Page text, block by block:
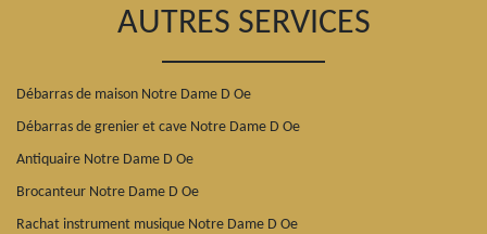
AUTRES SERVICES
Débarras de maison Notre Dame D Oe
Débarras de grenier et cave Notre Dame D Oe
Antiquaire Notre Dame D Oe
Brocanteur Notre Dame D Oe
Rachat instrument musique Notre Dame D Oe